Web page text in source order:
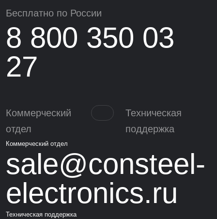
Бесплатно по России
8 800 350 03
27
Коммерческий
отдел
Техническая
поддержка
Коммерческий отдел
sale@consteel-
electronics.ru
Техническая поддержка